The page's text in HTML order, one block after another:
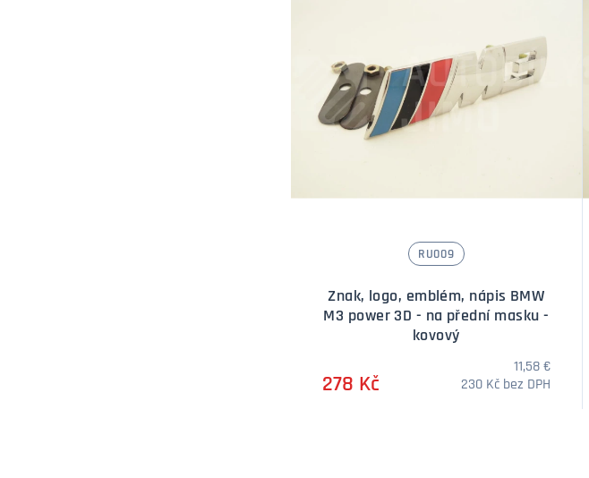
RU009
Znak, logo, emblém, nápis BMW
M3 power 3D - na přední masku -
kovový
278 Kč
11,58 €
230 Kč bez DPH